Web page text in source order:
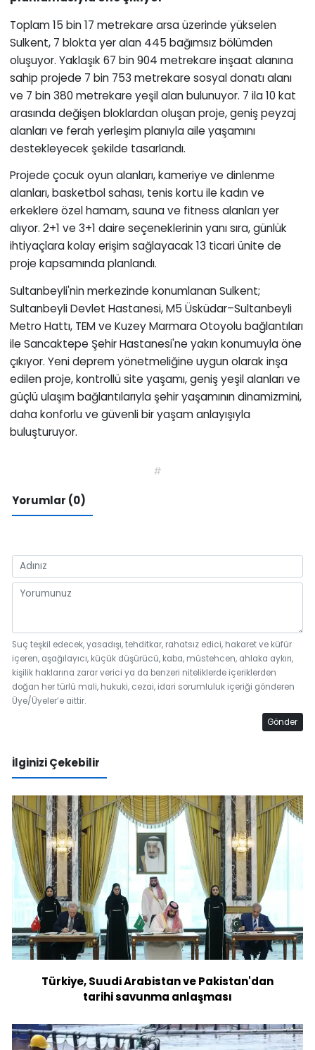
Toplam 15 bin 17 metrekare arsa üzerinde yükselen
Sulkent, 7 blokta yer alan 445 bağımsız bölümden
oluşuyor. Yaklaşık 67 bin 904 metrekare inşaat alanına
sahip projede 7 bin 753 metrekare sosyal donatı alanı
ve 7 bin 380 metrekare yeşil alan bulunuyor. 7 ila 10 kat
arasında değişen bloklardan oluşan proje, geniş peyzaj
alanları ve ferah yerleşim planıyla aile yaşamını
destekleyecek şekilde tasarlandı.
Projede çocuk oyun alanları, kameriye ve dinlenme
alanları, basketbol sahası, tenis kortu ile kadın ve
erkeklere özel hamam, sauna ve fitness alanları yer
alıyor. 2+1 ve 3+1 daire seçeneklerinin yanı sıra, günlük
ihtiyaçlara kolay erişim sağlayacak 13 ticari ünite de
proje kapsamında planlandı.
Sultanbeyli'nin merkezinde konumlanan Sulkent;
Sultanbeyli Devlet Hastanesi, M5 Üsküdar–Sultanbeyli
Metro Hattı, TEM ve Kuzey Marmara Otoyolu bağlantıları
ile Sancaktepe Şehir Hastanesi'ne yakın konumuyla öne
çıkıyor. Yeni deprem yönetmeliğine uygun olarak inşa
edilen proje, kontrollü site yaşamı, geniş yeşil alanları ve
güçlü ulaşım bağlantılarıyla şehir yaşamının dinamizmini,
daha konforlu ve güvenli bir yaşam anlayışıyla
buluşturuyor.
#
Yorumlar (0)
Suç teşkil edecek, yasadışı, tehditkar, rahatsız edici, hakaret ve küfür
içeren, aşağılayıcı, küçük düşürücü, kaba, müstehcen, ahlaka aykırı,
kişilik haklarına zarar verici ya da benzeri niteliklerde içeriklerden
doğan her türlü mali, hukuki, cezai, idari sorumluluk içeriği gönderen
Üye/Üyeler’e aittir.
Gönder
İlginizi Çekebilir
Türkiye, Suudi Arabistan ve Pakistan'dan
tarihi savunma anlaşması